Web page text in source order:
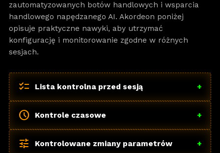
zautomatyzowanych botów handlowych i wsparcia
handlowego napędzanego AI. Akordeon poniżej
opisuje praktyczne nawyki, aby utrzymać
konfigurację i monitorowanie zgodne w różnych
sesjach.
checklist Lista kontrolna przed sesją +
schedule Kontrole czasowe +
tune Kontrolowane zmiany parametrów +